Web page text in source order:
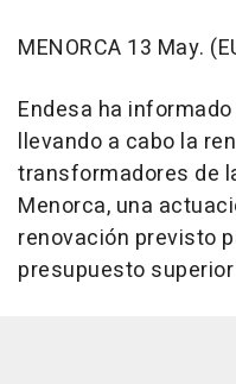
MENORCA 13 May.
Endesa ha
llevando a cabo la
transformadores de
Menorca, una
renovación previsto
presupuesto